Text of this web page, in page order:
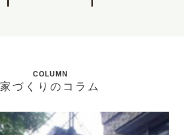
COLUMN
家づくりのコラム